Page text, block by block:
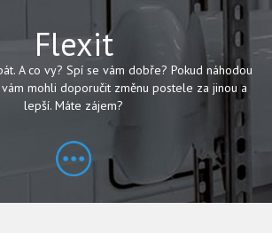
Flexit
A co vy? Spí se vám dobře? Pokud náhodou
mohli doporučit změnu postele za jinou a
lepší. Máte zájem?